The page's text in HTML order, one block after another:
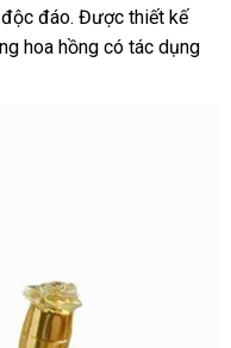
đáosử
dụng
. Được thiết kế
hoa hồng có tác dụng